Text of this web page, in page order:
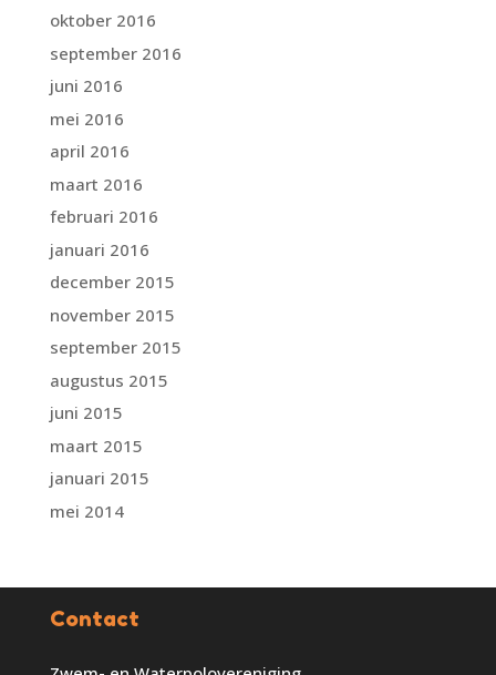
oktober 2016
september 2016
juni 2016
mei 2016
april 2016
maart 2016
februari 2016
januari 2016
december 2015
november 2015
september 2015
augustus 2015
juni 2015
maart 2015
januari 2015
mei 2014
Contact